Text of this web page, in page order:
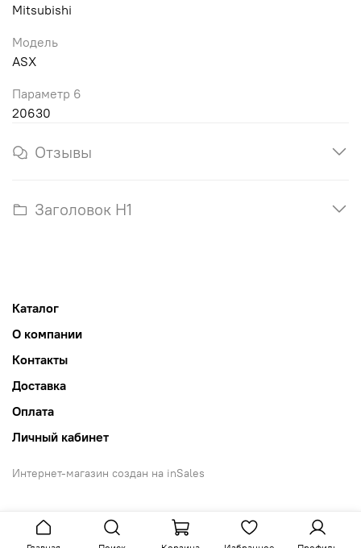
Mitsubishi
Модель
ASX
Параметр 6
20630
Отзывы
Заголовок H1
Каталог
О компании
Контакты
Доставка
Оплата
Личный кабинет
Интернет-магазин создан на inSales